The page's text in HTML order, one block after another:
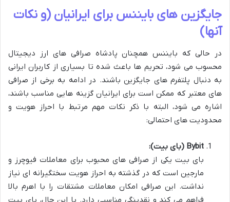
جایگزین های بایننس برای ایرانیان (و نکات
آنها)
در حالی که بایننس همچنان پادشاه صرافی های ارز دیجیتال
محسوب می شود، تحریم ها باعث شده تا بسیاری از کاربران ایرانی
به دنبال پلتفرم های جایگزین باشند. در ادامه به برخی از صرافی
های معتبر که ممکن است برای ایرانیان گزینه هایی مناسب باشند،
اشاره می شود، البته با ذکر نکات مهم مرتبط با احراز هویت و
محدودیت های احتمالی:
Bybit (بای بیت):
بای بیت یکی از صرافی های محبوب برای معاملات فیوچرز و
مارجین است که در گذشته به احراز هویت سختگیرانه ای نیاز
نداشت. این صرافی امکان معاملات مشتقات را با اهرم بالا
فراهم می کند و نقدینگی مناسبی دارد. با این حال، بای بیت